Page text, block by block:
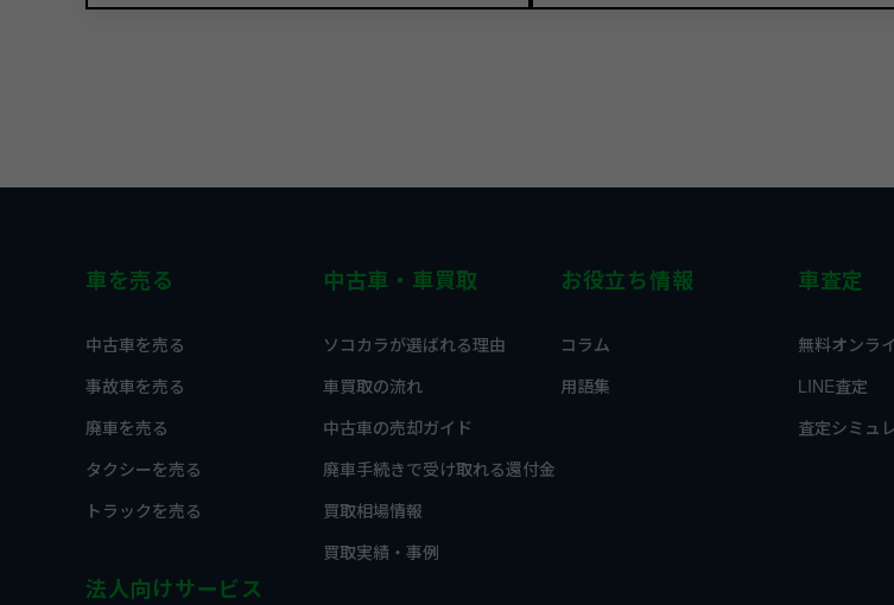
車を売る
中古車を売る
事故車を売る
廃車を売る
タクシーを売る
トラックを売る
中古車・車買取
ソコカラが選ばれる理由
車買取の流れ
中古車の売却ガイド
廃車手続きで受け取れる還付金
買取相場情報
買取実績・事例
お役立ち情報
コラム
用語集
車査定
無料オンラ
LINE査定
査定シミュ
法人向けサービス